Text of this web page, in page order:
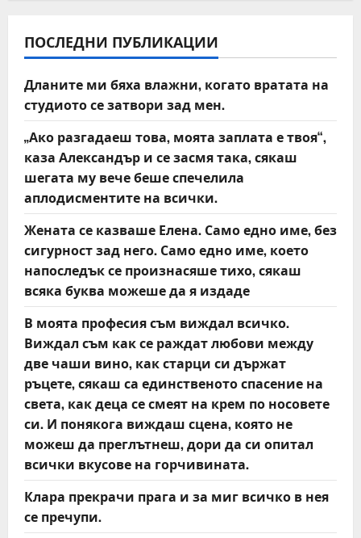
v
i
g
a
t
i
o
n
ПОСЛЕДНИ ПУБЛИКАЦИИ
Дланите ми бяха влажни, когато вратата на
студиото се затвори зад мен.
„Ако разгадаеш това, моята заплата е твоя“,
каза Александър и се засмя така, сякаш
шегата му вече беше спечелила
аплодисментите на всички.
Жената се казваше Елена. Само едно име, без
сигурност зад него. Само едно име, което
напоследък се произнасяше тихо, сякаш
всяка буква можеше да я издаде
В моята професия съм виждал всичко.
Виждал съм как се раждат любови между
две чаши вино, как старци си държат
ръцете, сякаш са единственото спасение на
света, как деца се смеят на крем по носовете
си. И понякога виждаш сцена, която не
можеш да преглътнеш, дори да си опитал
всички вкусове на горчивината.
Клара прекрачи прага и за миг всичко в нея
се пречупи.